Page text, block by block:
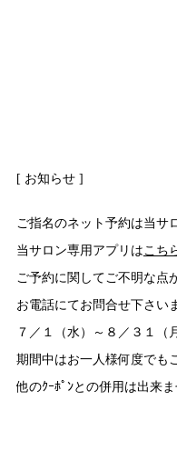
[ お知らせ ]
ご指名のネット予約は当サ
当サロン専用アプリはこち
ご予約に関してご不明な点
お電話にてお問合せ下さい
７／１（水）～８／３１（
期間中はお一人様何度でも
他のｸｰﾎﾟﾝとの併用は出来